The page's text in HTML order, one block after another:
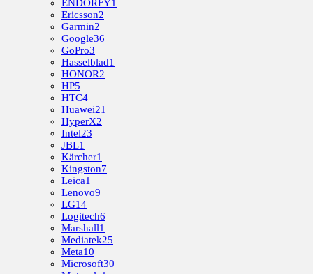
ENDORFY1
Ericsson2
Garmin2
Google36
GoPro3
Hasselblad1
HONOR2
HP5
HTC4
Huawei21
HyperX2
Intel23
JBL1
Kärcher1
Kingston7
Leica1
Lenovo9
LG14
Logitech6
Marshall1
Mediatek25
Meta10
Microsoft30